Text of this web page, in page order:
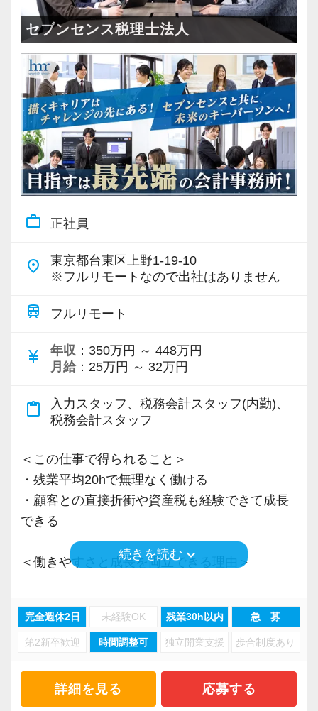
＜成長中の税理士法人＞
・全国14拠点で事業展開
・従業員240名以上に拡大
・会計・税務・財務・労務まで対応
・専門家が在籍しワンストップ支援
＜学びを後押し＞
・書籍購入費／研修費は全額会社負担
・隔月で税法・実務の学習会あり
・資格取得を目指す社員が多数
＜募集の背景＞
・組織力強化に向けた採用
Q. 当事務所を選んだ理由は？
A. 幅広い業務を経験できる点に魅力を感じ、入
所を決めました。
A. さまざまな業務を任せてもらえるので、以前
より成長スピードが上がったと感じています。
Q. 職場の雰囲気は？
A. 上司や先輩に相談しやすく、風通しの良い職
場だと感じています。
・税務経験を活かして成長したい方
・キャリアアップ志向のある方
・顧客対応や提案業務に挑戦したい方
・資産税など専門性を高めたい方
セブンセンス税理士法人
work_outline 正社員
place
東京都台東区上野1-19-10
※フルリモートなので出社はありません
train フルリモート
currency_yen 年収 ：350万円 ～ 448万円
月給 ：25万円 ～ 32万円
content_paste
入力スタッフ、税務会計スタッフ(内勤)、
税務会計スタッフ
＜この仕事で得られること＞
・残業平均20hで無理なく働ける
・顧客との直接折衝や資産税も経験できて成長
できる
＜働きやすさと成長を両立できる理由＞
・分業体制で業務負担を軽減
・顧客対応や提案業務に集中可能
・資産税や相続など専門性の高い案件あり
・経験値が自然と積み上がる環境
続きを読むkeyboard_arrow_down
完全週休2日 未経験OK 残業30h以内 急 募
第2新卒歓迎 時間調整可 独立開業支援 歩合制度あり
詳細を見る 応募する